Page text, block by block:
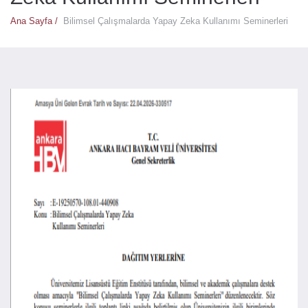
Ana Sayfa / Bilimsel Çalışmalarda Yapay Zeka Kullanımı Seminerleri